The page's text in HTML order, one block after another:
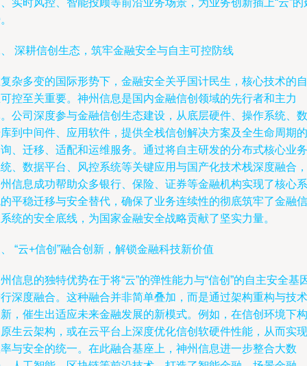
实时风控、智能投顾等前沿业务场景，为业务创新插上“云”的
深耕信创生态，筑牢金融安全与自主可控防线
杂多变的国际形势下，金融安全关乎国计民生，核心技术的自
控至关重要。神州信息是国内金融信创领域的先行者和主力
公司深度参与金融信创生态建设，从底层硬件、操作系统、数
到中间件、应用软件，提供全栈信创解决方案及全生命周期的
、迁移、适配和运维服务。通过将自主研发的分布式核心业务
、数据平台、风控系统等关键应用与国产化技术栈深度融合，
信息成功帮助众多银行、保险、证券等金融机构实现了核心系
平稳迁移与安全替代，确保了业务连续性的彻底筑牢了金融信
统的安全底线，为国家金融安全战略贡献了坚实力量。
“云+信创”融合创新，解锁金融科技新价值
信息的独特优势在于将“云”的弹性能力与“信创”的自主安全基
深度融合。这种融合并非简单叠加，而是通过架构重构与技术
，催生出适应未来金融发展的新模式。例如，在信创环境下构
生云架构，或在云平台上深度优化信创软硬件性能，从而实现
与安全的统一。在此融合基座上，神州信息进一步整合大数